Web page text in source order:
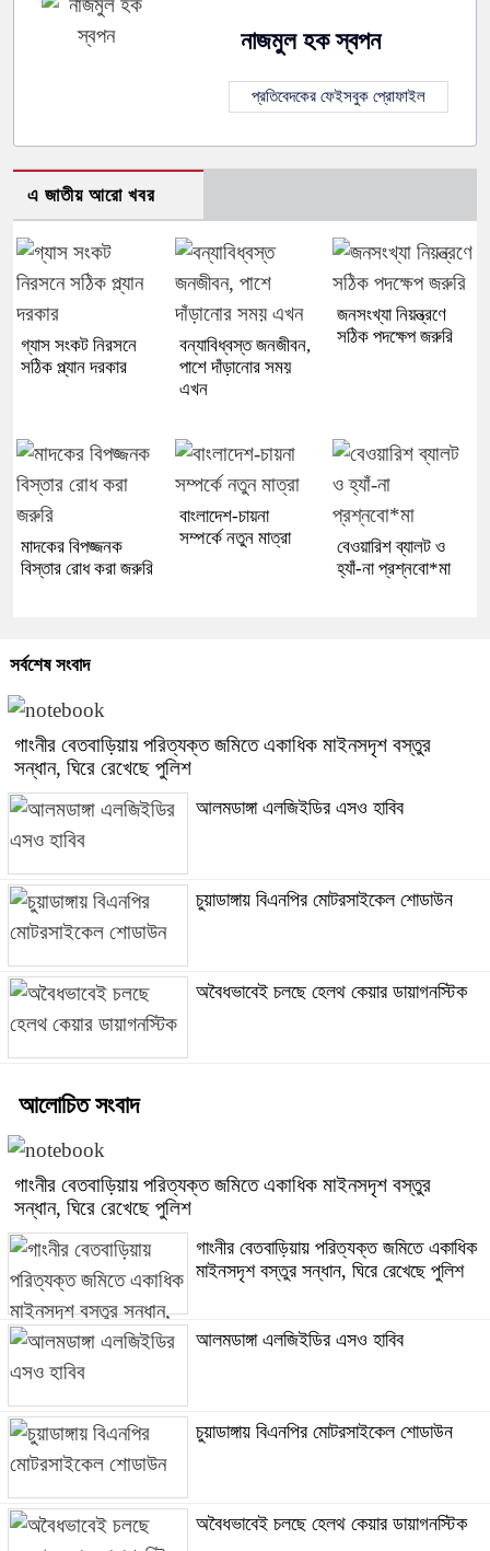
নাজমুল হক স্বপন
প্রতিবেদকের ফেইসবুক প্রোফাইল
এ জাতীয় আরো খবর
গ্যাস সংকট নিরসনে
সঠিক প্ল্যান দরকার
বন্যাবিধ্বস্ত জনজীবন,
পাশে দাঁড়ানোর সময়
এখন
জনসংখ্যা নিয়ন্ত্রণে
সঠিক পদক্ষেপ জরুরি
মাদকের বিপজ্জনক
বিস্তার রোধ করা জরুরি
বাংলাদেশ-চায়না
সম্পর্কে নতুন মাত্রা
বেওয়ারিশ ব্যালট ও
হ্যাঁ-না প্রশ্নবো*মা
সর্বশেষ সংবাদ
গাংনীর বেতবাড়িয়ায় পরিত্যক্ত জমিতে একাধিক মাইনসদৃশ বস্তুর
সন্ধান, ঘিরে রেখেছে পুলিশ
আলমডাঙ্গা এলজিইডির এসও হাবিব
চুয়াডাঙ্গায় বিএনপির মোটরসাইকেল শোডাউন
অবৈধভাবেই চলছে হেলথ কেয়ার ডায়াগনস্টিক
আলোচিত সংবাদ
গাংনীর বেতবাড়িয়ায় পরিত্যক্ত জমিতে একাধিক মাইনসদৃশ বস্তুর
সন্ধান, ঘিরে রেখেছে পুলিশ
গাংনীর বেতবাড়িয়ায় পরিত্যক্ত জমিতে একাধিক
মাইনসদৃশ বস্তুর সন্ধান, ঘিরে রেখেছে পুলিশ
আলমডাঙ্গা এলজিইডির এসও হাবিব
চুয়াডাঙ্গায় বিএনপির মোটরসাইকেল শোডাউন
অবৈধভাবেই চলছে হেলথ কেয়ার ডায়াগনস্টিক